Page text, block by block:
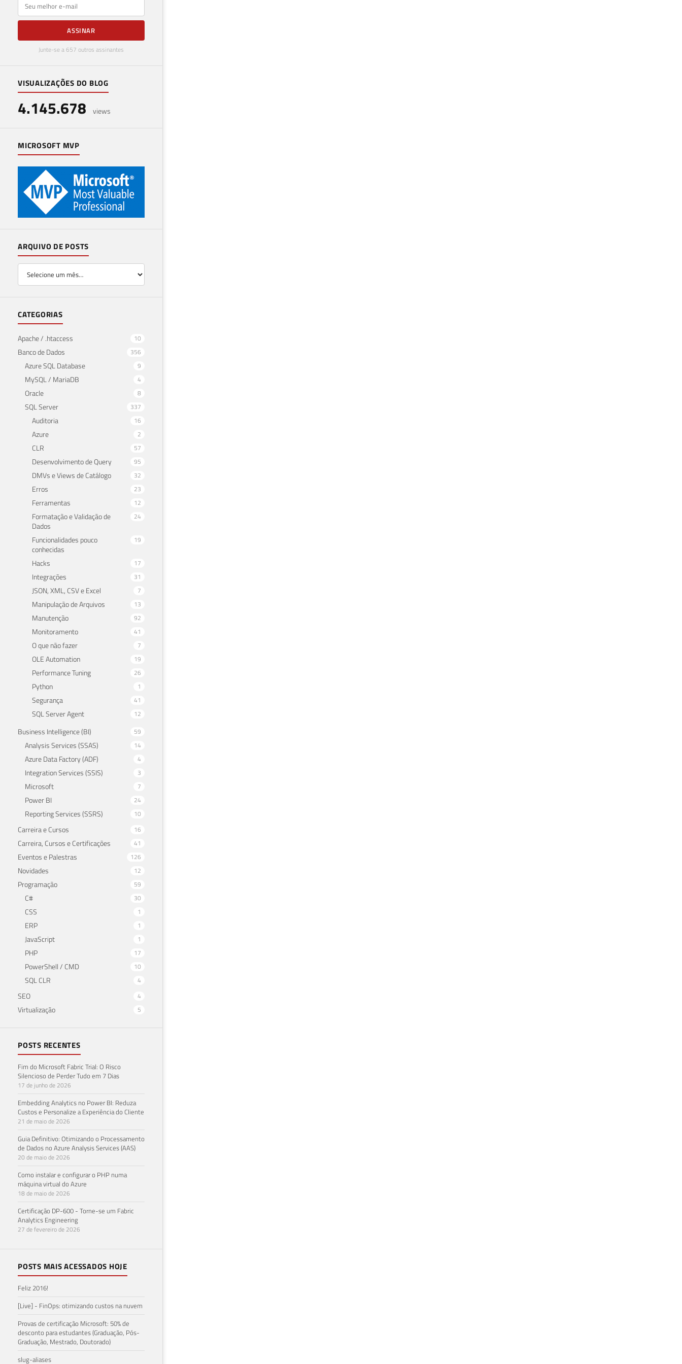
ASSINAR
Junte-se a 657 outros assinantes
VISUALIZAÇÕES DO BLOG
4.145.678 views
MICROSOFT MVP
ARQUIVO DE POSTS
CATEGORIAS
Apache / .htaccess 10
Banco de Dados 356
Azure SQL Database 9
MySQL / MariaDB 4
Oracle 8
SQL Server 337
Auditoria 16
Azure 2
CLR 57
Desenvolvimento de Query 95
DMVs e Views de Catálogo 32
Erros 23
Ferramentas 12
Formatação e Validação de
Dados
24
Funcionalidades pouco
conhecidas
19
Hacks 17
Integrações 31
JSON, XML, CSV e Excel 7
Manipulação de Arquivos 13
Manutenção 92
Monitoramento 41
O que não fazer 7
OLE Automation 19
Performance Tuning 26
Python 1
Segurança 41
SQL Server Agent 12
Business Intelligence (BI) 59
Analysis Services (SSAS) 14
Azure Data Factory (ADF) 4
Integration Services (SSIS) 3
Microsoft 7
Power BI 24
Reporting Services (SSRS) 10
Carreira e Cursos 16
Carreira, Cursos e Certificações 41
Eventos e Palestras 126
Novidades 12
Programação 59
C# 30
CSS 1
ERP 1
JavaScript 1
PHP 17
PowerShell / CMD 10
SQL CLR 4
SEO 4
Virtualização 5
POSTS RECENTES
Fim do Microsoft Fabric Trial: O Risco
Silencioso de Perder Tudo em 7 Dias
17 de junho de 2026
Embedding Analytics no Power BI: Reduza
Custos e Personalize a Experiência do Cliente
21 de maio de 2026
Guia Definitivo: Otimizando o Processamento
de Dados no Azure Analysis Services (AAS)
20 de maio de 2026
Como instalar e configurar o PHP numa
máquina virtual do Azure
18 de maio de 2026
Certificação DP-600 - Torne-se um Fabric
Analytics Engineering
27 de fevereiro de 2026
POSTS MAIS ACESSADOS HOJE
Feliz 2016!
[Live] - FinOps: otimizando custos na nuvem
Provas de certificação Microsoft: 50% de
desconto para estudantes (Graduação, Pós-
Graduação, Mestrado, Doutorado)
slug-aliases